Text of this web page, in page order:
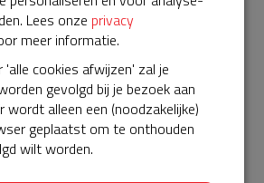
ProCardio
aangeboden door de Hartstichting en
als bij BuurtAED is AED360-ProCardio
servicepakket en ontzorgen zij jou de
Lees onze privacy
meer informatie.
cookies afwijzen' zal je
gevolgd bij je bezoek aan
wordt alleen een (noodzakelijke)
geplaatst om te onthouden
wilt worden.